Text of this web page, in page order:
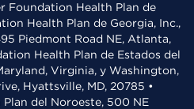
Foundation Health Plan de
Health Plan de Georgia, Inc.,
Piedmont Road NE, Atlanta,
Health Plan de Estados del
Virginia, y Washington,
Hyattsville, MD, 20785 •
del Noroeste, 500 NE